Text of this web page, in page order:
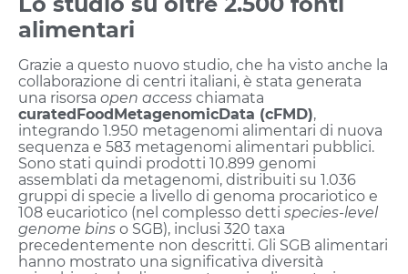
alimentari
Grazie a questo nuovo studio, che ha visto anche la
collaborazione di centri italiani, è stata generata
una risorsa open access chiamata
curatedFoodMetagenomicData (cFMD),
integrando 1.950 metagenomi alimentari di nuova
sequenza e 583 metagenomi alimentari pubblici.
Sono stati quindi prodotti 10.899 genomi
assemblati da metagenomi, distribuiti su 1.036
gruppi di specie a livello di genoma procariotico e
108 eucariotico (nel complesso detti species-level
genome bins o SGB), inclusi 320 taxa
precedentemente non descritti. Gli SGB alimentari
hanno mostrato una significativa diversità